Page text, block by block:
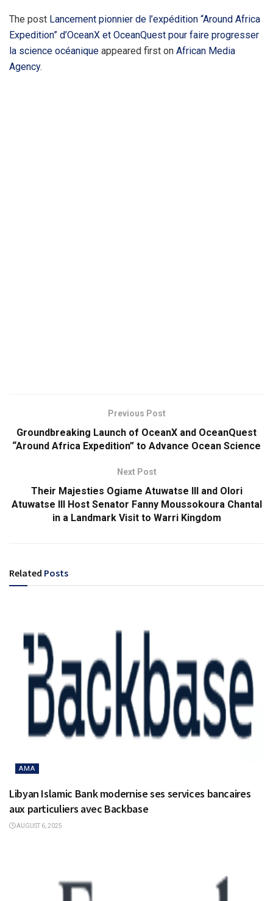
The post Lancement pionnier de l’expédition “Around Africa
Expedition” d’OceanX et OceanQuest pour faire progresser
la science océanique appeared first on African Media
Agency.
Previous Post
Groundbreaking Launch of OceanX and OceanQuest
“Around Africa Expedition” to Advance Ocean Science
Next Post
Their Majesties Ogiame Atuwatse III and Olori
Atuwatse III Host Senator Fanny Moussokoura Chantal
in a Landmark Visit to Warri Kingdom
Related Posts
AMA
Libyan Islamic Bank modernise ses services bancaires
aux particuliers avec Backbase
AUGUST 6, 2025